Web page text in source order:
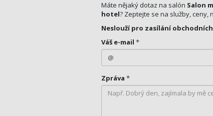
Máte nějaký dotaz na salón Salon
hotel? Zeptejte se na služby, ceny,
Neslouží pro zasílání
Váš e-mail *
Zpráva *